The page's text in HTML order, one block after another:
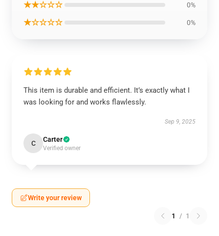
★★☆☆☆ 0%
★☆☆☆☆ 0%
This item is durable and efficient. It’s exactly what I
was looking for and works flawlessly.
Sep 9, 2025
C Carter
Verified owner
Write your review
1 / 1